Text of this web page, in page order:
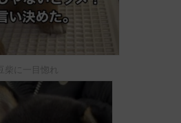
豆柴に一目惚れ